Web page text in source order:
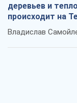
деревьев и
происходит на
Владислав